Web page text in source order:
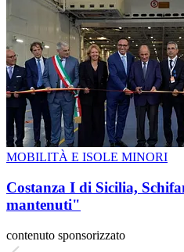
MOBILITÀ E ISOLE MINORI
Costanza I di Sicilia,
mantenuti"
contenuto sponsorizzato